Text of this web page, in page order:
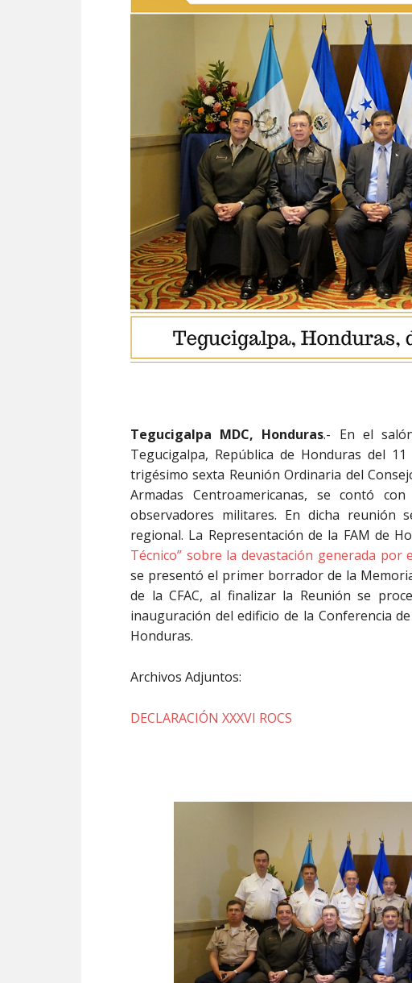
Tegucigalpa MDC, Honduras.- En el
Tegucigalpa, República de Honduras del
trigésimo sexta Reunión Ordinaria del
Armadas Centroamericanas, se contó
observadores militares. En dicha
regional. La Representación de la FAM de
Técnico” sobre la devastación generada por
se presentó el primer borrador de la
de la CFAC, al finalizar la Reunión se
inauguración del edificio de la Conferencia
Honduras.
Archivos Adjuntos:
DECLARACIÓN XXXVI ROCS